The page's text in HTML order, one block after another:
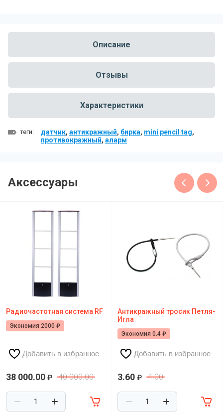
Описание
Отзывы
Характеристики
теги: датчик, антикражный, бирка, mini pencil tag,
противокражный, аларм
Аксессуары
Радиочастотная система RF
Экономия 2000 ₽
Добавить в избранное
38 000.00 ₽ 40 000.00
Антикражный тросик Петля-
Игла
Экономия 0.4 ₽
Добавить в избранное
3.60 ₽ 4.00